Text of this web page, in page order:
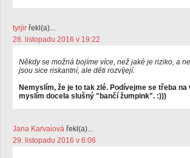
tyrjir řekl(a)...
28. listopadu 2016 v 19:22
Někdy se možná bojíme více, než jaké je riziko, a
jsou sice riskantní, ale děti rozvíjejí.
Nemyslím, že je to tak zlé. Podívejme se třeba na
myslím docela slušný "bančí žumpink". :)))
Jana Karvaiová řekl(a)...
29. listopadu 2016 v 6:06